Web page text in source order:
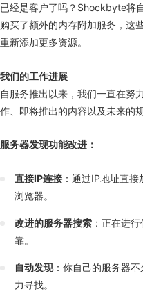
已经是客户了吗？Shockbyte将
购买了额外的内存附加服务，这
重新添加更多资源。
我们的工作进展
自服务推出以来，我们一直在努
作、即将推出的内容以及未来的规
服务器发现功能改进：
直接IP连接 ：通过IP地址直
浏览器。
改进的服务器搜索 ：正在进
靠。
自动发现：你自己的服务器
力寻找。